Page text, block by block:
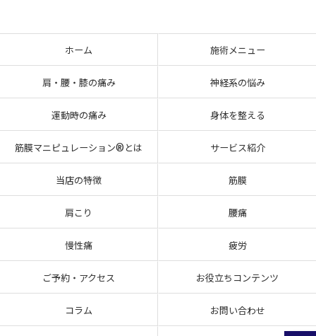
ホーム 施術メニュー
肩・腰・膝の痛み 神経系の悩み
運動時の痛み 身体を整える
筋膜マニピュレーション®とは サービス紹介
当店の特徴 筋膜
肩こり 腰痛
慢性痛 疲労
ご予約・アクセス お役立ちコンテンツ
コラム お問い合わせ